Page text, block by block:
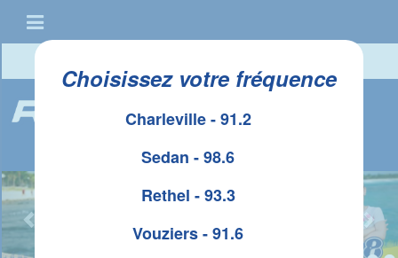
Choisissez votre fréquence
Charleville - 91.2
Sedan - 98.6
Rethel - 93.3
Vouziers - 91.6